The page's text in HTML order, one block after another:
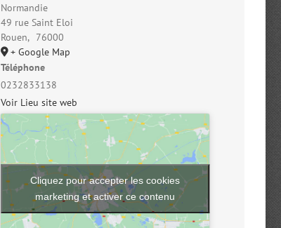
Normandie
49 rue Saint Eloi
Rouen, 76000
+ Google Map
Téléphone
0232833138
Voir Lieu site web
Cliquez pour accepter les cookies
marketing et activer ce contenu